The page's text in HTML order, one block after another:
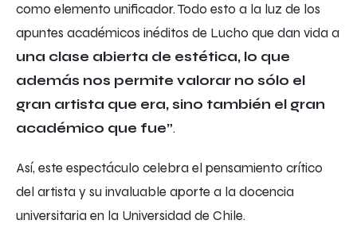
como elemento unificador. Todo esto a la luz de los
apuntes académicos inéditos de Lucho que dan vida a
una clase abierta de estética, lo que
además nos permite valorar no sólo el
gran artista que era, sino también el gran
académico que fue”.
Así, este espectáculo celebra el pensamiento crítico
del artista y su invaluable aporte a la docencia
universitaria en la Universidad de Chile.